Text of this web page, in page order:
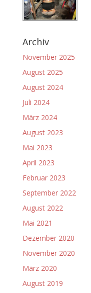
Archiv
November 2025
August 2025
August 2024
Juli 2024
März 2024
August 2023
Mai 2023
April 2023
Februar 2023
September 2022
August 2022
Mai 2021
Dezember 2020
November 2020
März 2020
August 2019